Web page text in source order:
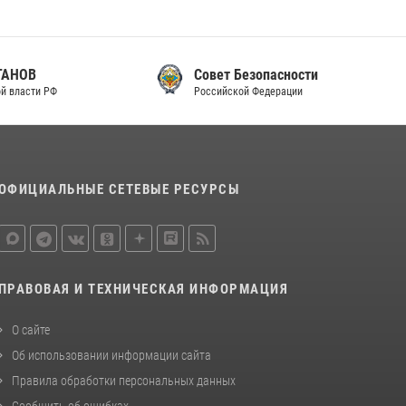
Совет Безопасности
Российской Федерации
СЕТЕВЫЕ РЕСУРСЫ
ПРАВОВАЯ И ТЕХНИЧЕСКАЯ ИНФОРМАЦИЯ
О сайте
Об использовании информации сайта
Правила обработки персональных данных